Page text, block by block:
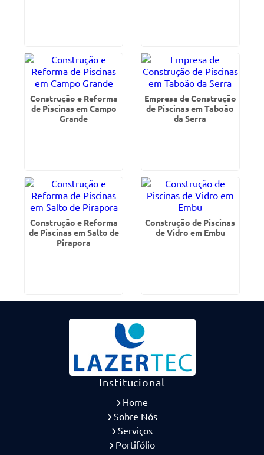
Construção e Reforma
de Piscinas em Campo
Grande
Empresa de Construção
de Piscinas em Taboão
da Serra
Construção e Reforma
de Piscinas em Salto de
Pirapora
Construção de Piscinas
de Vidro em Embu
Institucional
Home
Sobre Nós
Serviços
Portifólio